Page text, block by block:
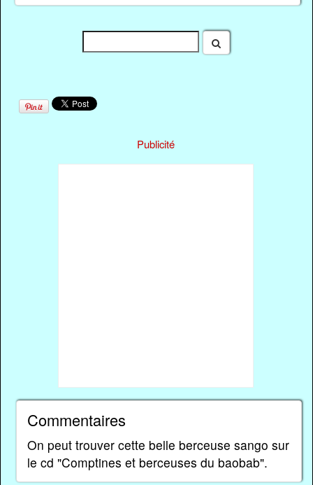
Publicité
Commentaires
On peut trouver cette belle berceuse sango sur
le cd "Comptines et berceuses du baobab".